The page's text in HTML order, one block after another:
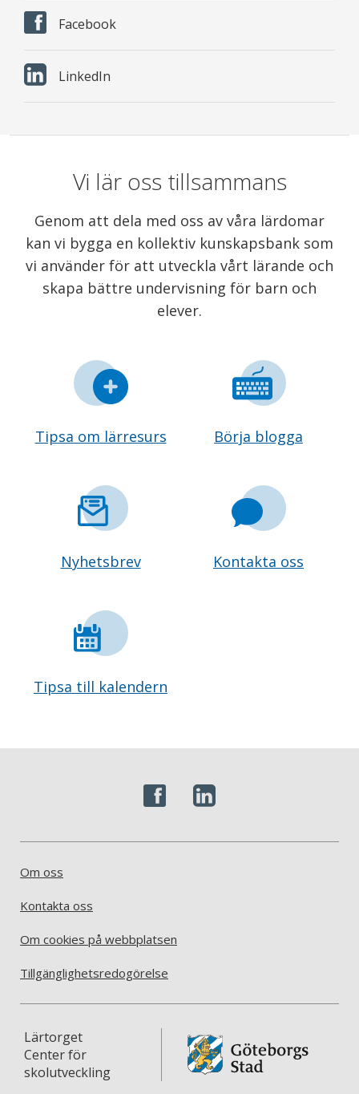
Facebook
LinkedIn
Vi lär oss tillsammans
Genom att dela med oss av våra lärdomar
kan vi bygga en kollektiv kunskapsbank som
vi använder för att utveckla vårt lärande och
skapa bättre undervisning för barn och
elever.
Tipsa om lärresurs Börja blogga
Nyhetsbrev Kontakta oss
Tipsa till kalendern
Om oss
Kontakta oss
Om cookies på webbplatsen
Tillgänglighetsredogörelse
Lärtorget
Center för
skolutveckling